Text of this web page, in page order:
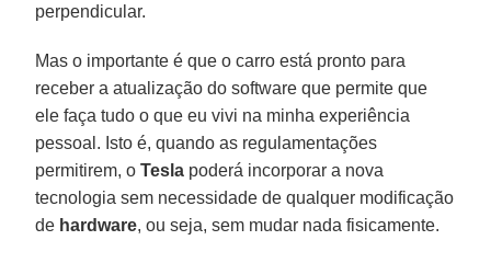
perpendicular.
Mas o importante é que o carro está pronto para
receber a atualização do software que permite que
ele faça tudo o que eu vivi na minha experiência
pessoal. Isto é, quando as regulamentações
permitirem, oTesla poderá incorporar a nova
tecnologia sem necessidade de qualquer modificação
de hardware, ou seja, sem mudar nada fisicamente.